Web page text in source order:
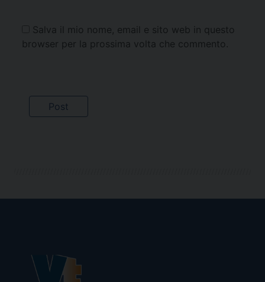
Salva il mio nome, email e sito web in questo
browser per la prossima volta che commento.